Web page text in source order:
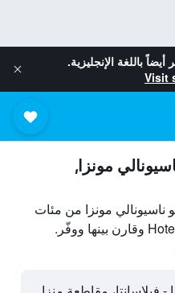
أيضاً باللغة الإنجليزية.
Visit
مونزا,
ناسيونالي مونزا من مئات